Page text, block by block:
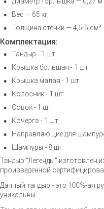
Вес — 65 кг
Толщина стенки — 4,5-5 см*
Комплектация:
Тандыр - 1 шт
Крышка большая - 1 шт
Крышка малая - 1 шт
Колосник - 1 шт
Совок - 1 шт
Кочерга - 1 шт
Направляющие для
Шампуры - 8 шт
Тандыр "Легенды" изготовлен
произведенной
Данный тандыр - это 100%-ая
уникальны.